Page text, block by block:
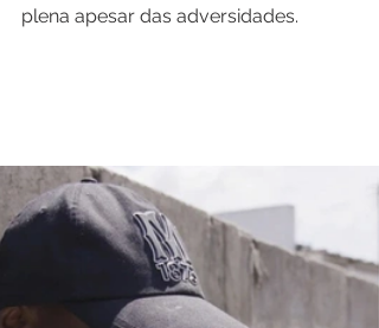
plena apesar das adversidades.